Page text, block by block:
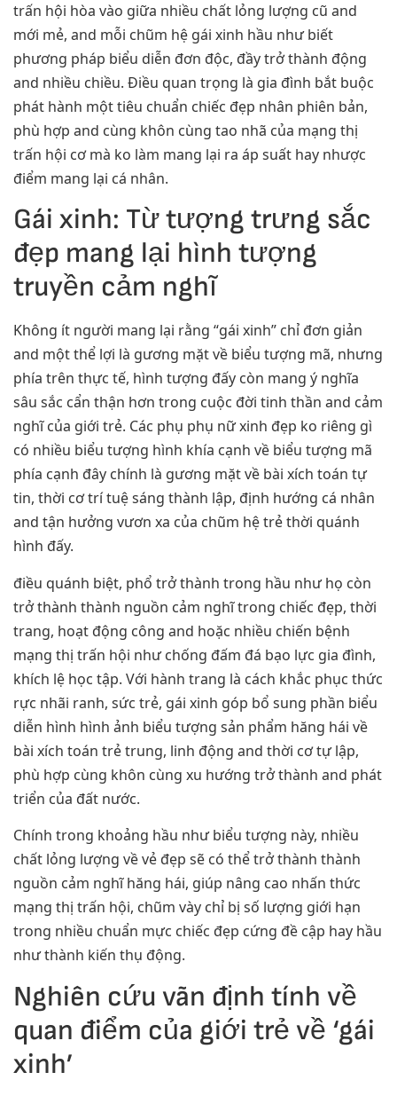
trấn hội hòa vào giữa nhiều chất lỏng lượng cũ and
mới mẻ, and mỗi chũm hệ gái xinh hầu như biết
phương pháp biểu diễn đơn độc, đầy trở thành động
and nhiều chiều. Điều quan trọng là gia đình bắt buộc
phát hành một tiêu chuẩn chiếc đẹp nhân phiên bản,
phù hợp and cùng khôn cùng tao nhã của mạng thị
trấn hội cơ mà ko làm mang lại ra áp suất hay nhược
điểm mang lại cá nhân.
Gái xinh: Từ tượng trưng sắc
đẹp mang lại hình tượng
truyền cảm nghĩ
Không ít người mang lại rằng “gái xinh” chỉ đơn giản
and một thể lợi là gương mặt về biểu tượng mã, nhưng
phía trên thực tế, hình tượng đấy còn mang ý nghĩa
sâu sắc cẩn thận hơn trong cuộc đời tinh thần and cảm
nghĩ của giới trẻ. Các phụ phụ nữ xinh đẹp ko riêng gì
có nhiều biểu tượng hình khía cạnh về biểu tượng mã
phía cạnh đây chính là gương mặt về bài xích toán tự
tin, thời cơ trí tuệ sáng thành lập, định hướng cá nhân
and tận hưởng vươn xa của chũm hệ trẻ thời quánh
hình đấy.
điều quánh biệt, phổ trở thành trong hầu như họ còn
trở thành thành nguồn cảm nghĩ trong chiếc đẹp, thời
trang, hoạt động công and hoặc nhiều chiến bệnh
mạng thị trấn hội như chống đấm đá bạo lực gia đình,
khích lệ học tập. Với hành trang là cách khắc phục thức
rực nhãi ranh, sức trẻ, gái xinh góp bổ sung phần biểu
diễn hình hình ảnh biểu tượng sản phẩm hăng hái về
bài xích toán trẻ trung, linh động and thời cơ tự lập,
phù hợp cùng khôn cùng xu hướng trở thành and phát
triển của đất nước.
Chính trong khoảng hầu như biểu tượng này, nhiều
chất lỏng lượng về vẻ đẹp sẽ có thể trở thành thành
nguồn cảm nghĩ hăng hái, giúp nâng cao nhấn thức
mạng thị trấn hội, chũm vày chỉ bị số lượng giới hạn
trong nhiều chuẩn mực chiếc đẹp cứng đề cập hay hầu
như thành kiến thụ động.
Nghiên cứu vãn định tính về
quan điểm của giới trẻ về ‘gái
xinh’